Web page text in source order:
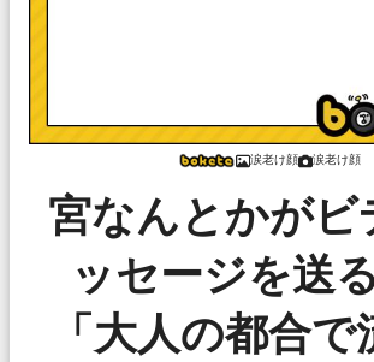
涙老け顔 涙老け顔
宮なんとかがビ
ッセージを送る
「大人の都合で